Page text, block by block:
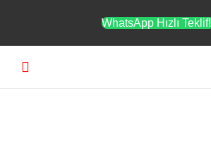
WhatsApp Hızlı Teklif!